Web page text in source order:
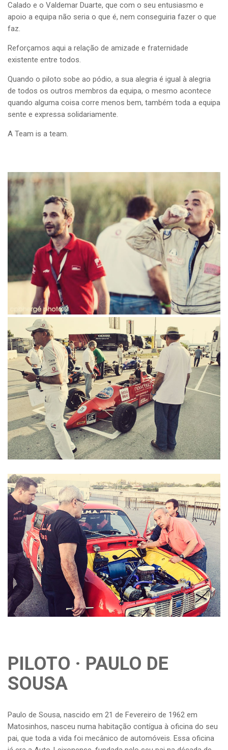
Calado e o Valdemar Duarte, que com o seu entusiasmo e
apoio a equipa não seria o que é, nem conseguiria fazer o que
faz.
Reforçamos aqui a relação de amizade e fraternidade
existente entre todos.
Quando o piloto sobe ao pódio, a sua alegria é igual à alegria
de todos os outros membros da equipa, o mesmo acontece
quando alguma coisa corre menos bem, também toda a equipa
sente e expressa solidariamente.
A Team is a team.
PILOTO · PAULO DE
SOUSA
Paulo de Sousa, nascido em 21 de Fevereiro de 1962 em
Matosinhos, nasceu numa habitação contígua à oficina do seu
pai, que toda a vida foi mecânico de automóveis. Essa oficina